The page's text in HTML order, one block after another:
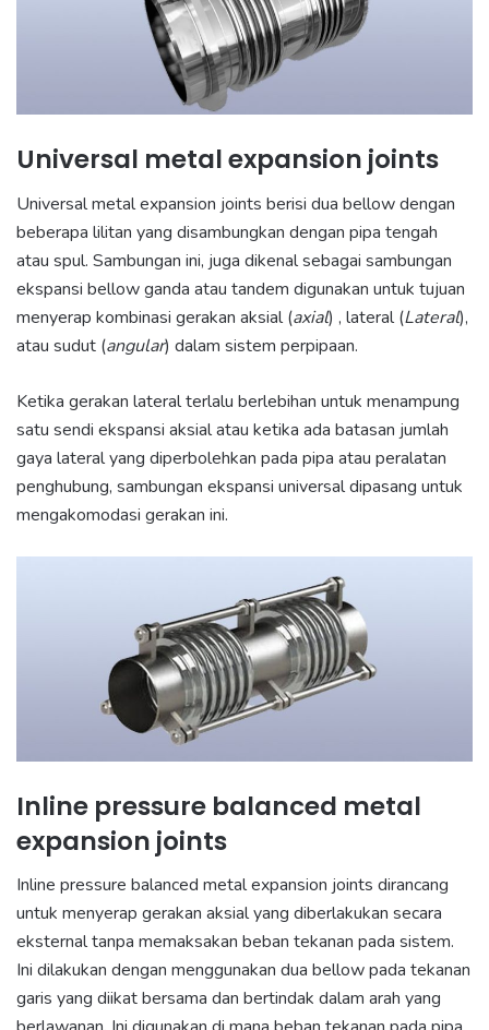
Universal metal expansion joints
Universal metal expansion joints berisi dua bellow dengan
beberapa lilitan yang disambungkan dengan pipa tengah
atau spul. Sambungan ini, juga dikenal sebagai sambungan
ekspansi bellow ganda atau tandem digunakan untuk tujuan
menyerap kombinasi gerakan aksial (axial) , lateral (Lateral),
atau sudut (angular) dalam sistem perpipaan.
Ketika gerakan lateral terlalu berlebihan untuk menampung
satu sendi ekspansi aksial atau ketika ada batasan jumlah
gaya lateral yang diperbolehkan pada pipa atau peralatan
penghubung, sambungan ekspansi universal dipasang untuk
mengakomodasi gerakan ini.
Inline pressure balanced metal
expansion joints
Inline pressure balanced metal expansion joints dirancang
untuk menyerap gerakan aksial yang diberlakukan secara
eksternal tanpa memaksakan beban tekanan pada sistem.
Ini dilakukan dengan menggunakan dua bellow pada tekanan
garis yang diikat bersama dan bertindak dalam arah yang